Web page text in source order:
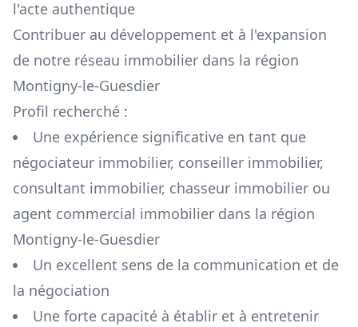
l'acte authentique
Contribuer au développement et à l'expansion
de notre réseau immobilier dans la région
Montigny-le-Guesdier
Profil recherché :
Une expérience significative en tant que
négociateur immobilier, conseiller immobilier,
consultant immobilier, chasseur immobilier ou
agent commercial immobilier dans la région
Montigny-le-Guesdier
Un excellent sens de la communication et de
la négociation
Une forte capacité à établir et à entretenir